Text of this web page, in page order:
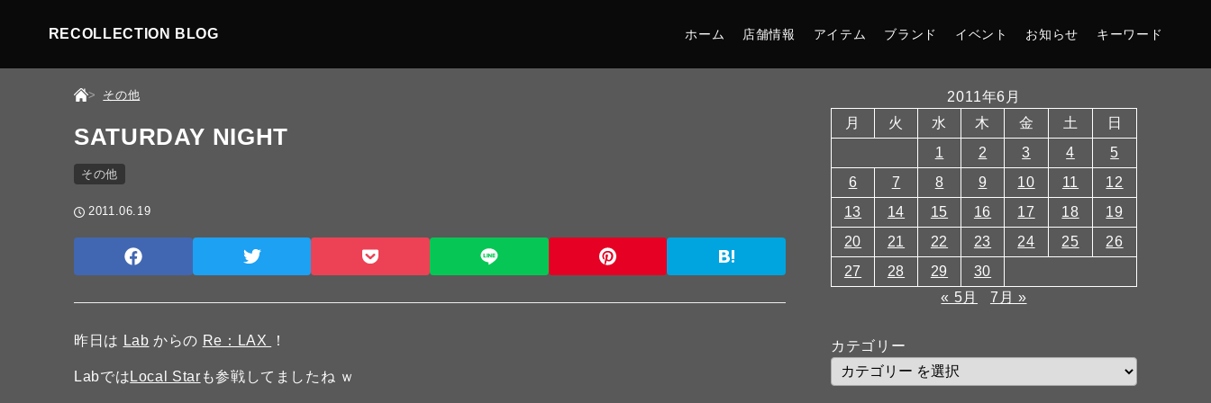
RECOLLECTION BLOG ホーム 店舗情報 アイテム ブランド イベント お知らせ キーワード
その他
SATURDAY NIGHT
その他
2011.06.19
昨日は Lab からの Re：LAX ！
Labでは Local Star も参戦してましたね ｗ
2011年6月
月
火 水 木 金 土
日
1
2 3 4
5
6
7 8 9 10 11
12
13
14 15 16 17 18
19
20
21 22 23 24 25
26
27
28 29
30
« 5月
7月 »
カテゴリー